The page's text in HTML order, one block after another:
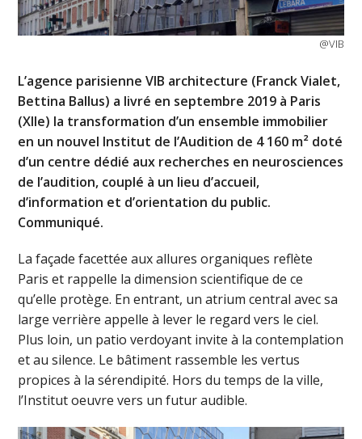
@VIB
L’agence parisienne VIB architecture (Franck Vialet,
Bettina Ballus) a livré en septembre 2019 à Paris
(XIIe) la transformation d’un ensemble immobilier
en un nouvel Institut de l’Audition de 4 160 m² doté
d’un centre dédié aux recherches en neurosciences
de l’audition, couplé à un lieu d’accueil,
d’information et d’orientation du public.
Communiqué.
La façade facettée aux allures organiques reflète
Paris et rappelle la dimension scientifique de ce
qu’elle protège. En entrant, un atrium central avec sa
large verrière appelle à lever le regard vers le ciel.
Plus loin, un patio verdoyant invite à la contemplation
et au silence. Le bâtiment rassemble les vertus
propices à la sérendipité. Hors du temps de la ville,
l’Institut oeuvre vers un futur audible.